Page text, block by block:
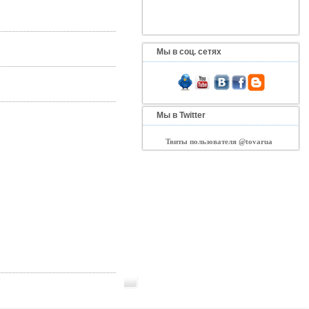
Мы в соц. сетях
Мы в Twitter
Твиты пользователя @tovarua